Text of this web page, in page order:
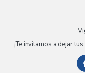
¡Te invitamos a dejar